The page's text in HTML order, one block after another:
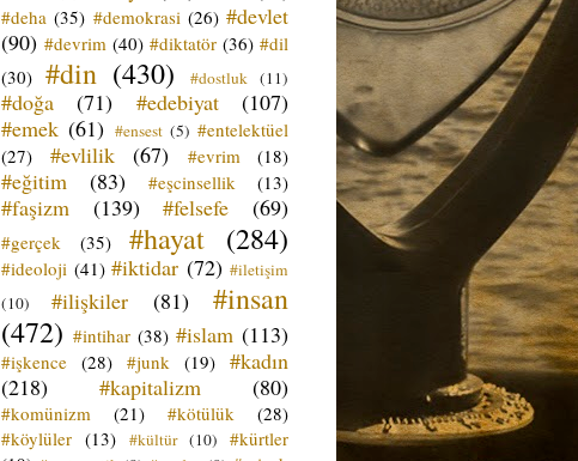
#deha (35) #demokrasi (26) #devlet
(90) #devrim (40) #diktatör (36) #dil
(30) #din (430) #dostluk (11)
#doğa (71) #edebiyat
(107)
#emek (61) #ensest (5) #entelektüel
(27)
#evlilik (67) #evrim (18)
#eğitim (83) #eşcinsellik (13)
#faşizm (139) #felsefe (69)
#gerçek (35) #hayat (284)
#ideoloji (41) #iktidar (72) #iletişim
(10)
#ilişkiler (81)
#insan
(472) #intihar (38) #islam (113)
#işkence (28) #junk (19) #kadın
(218)
#kapitalizm (80)
#komünizm (21) #kötülük
(28)
#köylüler (13) #kültür (10)
#kürtler